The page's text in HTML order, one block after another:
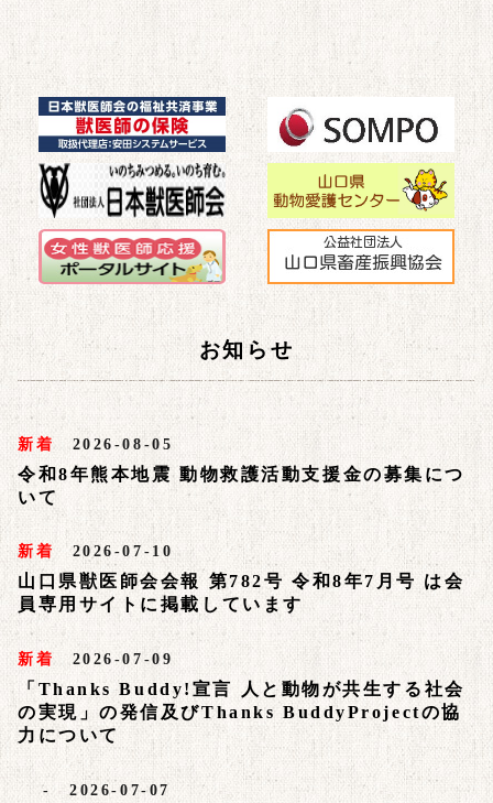
お知らせ
新着2026-08-05
令和8年熊本地震 動物救護活動支援金の募集につ
いて
新着 2026-07-10
山口県獣医師会会報 第782号 令和8年7月号 は会
員専用サイトに掲載しています
新着2026-07-09
「Thanks Buddy!宣言 人と動物が共生する社会
の実現」の発信及びThanks BuddyProjectの協
力について
- 2026-07-07